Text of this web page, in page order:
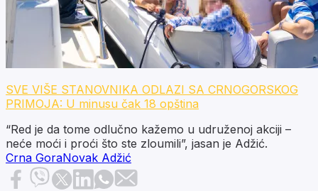
SVE VIŠE STANOVNIKA ODLAZI SA CRNOGORSKOG
PRIMOJA: U minusu čak 18 opština
“Red je da tome odlučno kažemo u udruženoj akciji –
neće moći i proći što ste zloumili”, jasan je Adžić.
Crna GoraNovak Adžić